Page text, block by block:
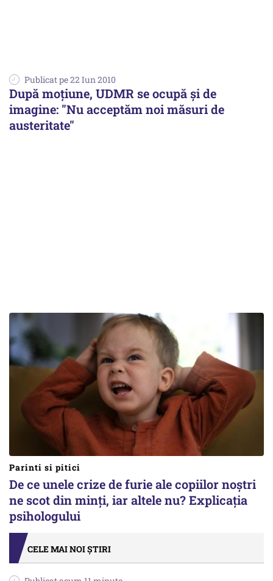
Publicat pe 22 Iun 2010
După moţiune, UDMR se ocupă şi de
imagine: "Nu acceptăm noi măsuri de
austeritate"
Parinti si pitici
De ce unele crize de furie ale copiilor noștri
ne scot din minți, iar altele nu? Explicația
psihologului
CELE MAI NOI ȘTIRI